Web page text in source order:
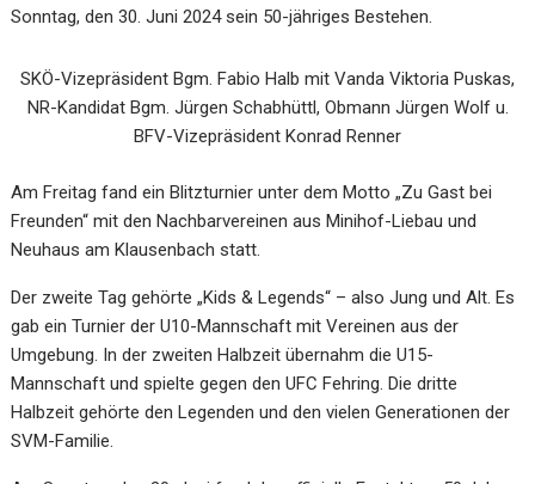
Sonntag, den 30. Juni 2024 sein 50-jähriges Bestehen.
SKÖ-Vizepräsident Bgm. Fabio Halb mit Vanda Viktoria Puskas,
NR-Kandidat Bgm. Jürgen Schabhüttl, Obmann Jürgen Wolf u.
BFV-Vizepräsident Konrad Renner
Am Freitag fand ein Blitzturnier unter dem Motto „Zu Gast bei
Freunden“ mit den Nachbarvereinen aus Minihof-Liebau und
Neuhaus am Klausenbach statt.
Der zweite Tag gehörte „Kids & Legends“ – also Jung und Alt. Es
gab ein Turnier der U10-Mannschaft mit Vereinen aus der
Umgebung. In der zweiten Halbzeit übernahm die U15-
Mannschaft und spielte gegen den UFC Fehring. Die dritte
Halbzeit gehörte den Legenden und den vielen Generationen der
SVM-Familie.